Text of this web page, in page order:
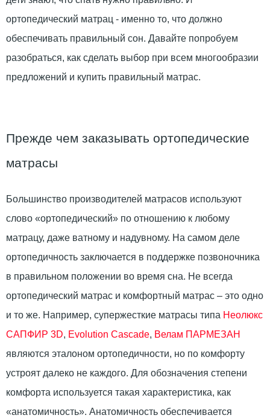
ортопедический матрац - именно то, что должно
обеспечивать правильный сон. Давайте попробуем
разобраться, как сделать выбор при всем многообразии
предложений и купить правильный матрас.
Прежде чем заказывать ортопедические
матрасы
Большинство производителей матрасов используют
слово «ортопедический» по отношению к любому
матрацу, даже ватному и надувному. На самом деле
ортопедичность заключается в поддержке позвоночника
в правильном положении во время сна. Не всегда
ортопедический матрас и комфортный матрас – это одно
и то же. Например, супержесткие матрасы типа Неолюкс
САПФИР 3D, Evolution Cascade, Велам ПАРМЕЗАН
являются эталоном ортопедичности, но по комфорту
устроят далеко не каждого. Для обозначения степени
комфорта используется такая характеристика, как
«анатомичность». Анатомичность обеспечивается